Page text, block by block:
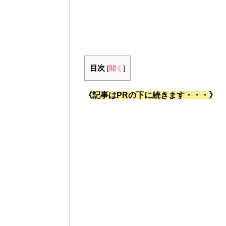
目次 [開く ]
《記事はPRの下に続きます・・・ 》